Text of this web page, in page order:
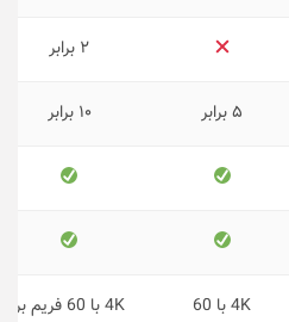
۲ برابر
۵ برابر ۱۰ برابر
4K با 60
4K با 60 فریم بر